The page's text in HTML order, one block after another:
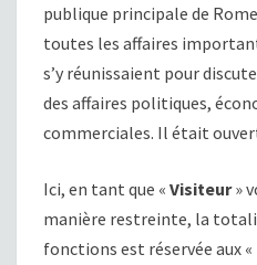
publique principale de
toutes les affaires
s’y réunissaient pour
des affaires politiques,
commerciales. Il était
Ici, en tant que « Visiteur»
manière restreinte, la
fonctions est réservée aux «